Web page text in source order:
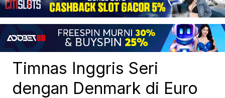
Timnas Inggris Seri
dengan Denmark di Euro